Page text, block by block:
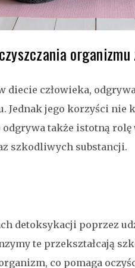
diecie człowieka,
Jednak jego korzyści nie
także istotną
szkodliwych substancji.
detoksykacji poprzez
te przekształcają
co pomaga